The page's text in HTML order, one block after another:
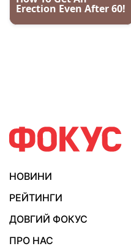
НОВИНИ
РЕЙТИНГИ
ДОВГИЙ ФОКУС
ПРО НАС